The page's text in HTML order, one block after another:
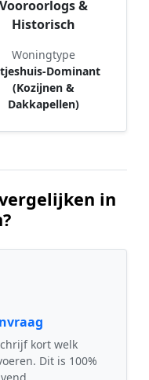
Vooroorlogs &
Historisch
Woningtype
Dominant
(Kozijnen &
Dakkapellen)
in
kort welk
Dit is 100%